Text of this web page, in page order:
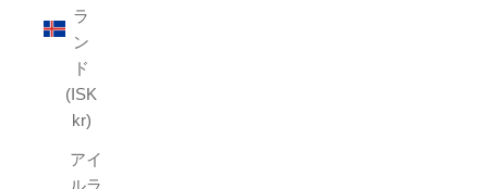
ラ
ン
ド
(ISK
kr)
アイ
ルラ